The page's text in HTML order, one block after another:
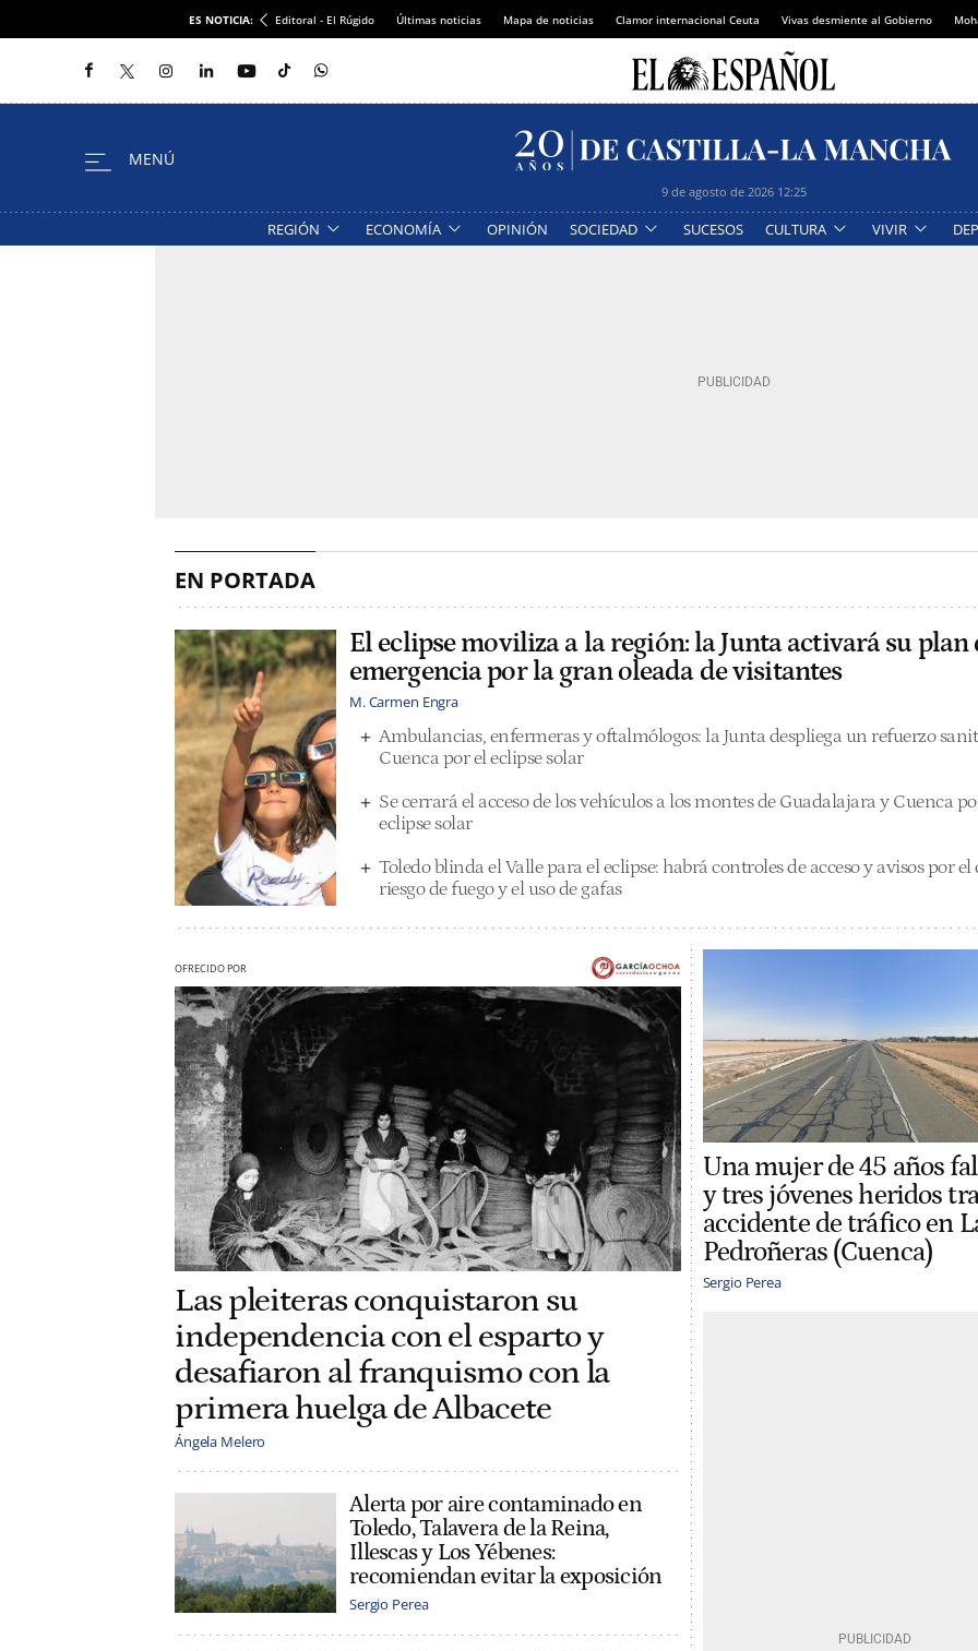
ES NOTICIA: Editoral - El Rúgido Últimas noticias Mapa de noticias Clamor internacional Ceuta Vivas desmiente al Gobierno
9 de agosto de 2026 12:25
REGIÓN ECONOMÍA OPINIÓN SOCIEDAD SUCESOS CULTURA VIVIR
EN PORTADA
El eclipse moviliza a la región: la Junta activará su plan
emergencia por la gran oleada de visitantes
M. Carmen Engra
Ambulancias, enfermeras y oftalmólogos: la Junta despliega un refuerzo
Cuenca por el eclipse solar
Se cerrará el acceso de los vehículos a los montes de Guadalajara y Cuenca
eclipse solar
Toledo blinda el Valle para el eclipse: habrá controles de acceso y avisos por el
riesgo de fuego y el uso de gafas
OFRECIDO POR
Las pleiteras conquistaron su
independencia con el esparto y
desafiaron al franquismo con la
primera huelga de Albacete
Ángela Melero
Alerta por aire contaminado en
Toledo, Talavera de la Reina,
Illescas y Los Yébenes:
recomiendan evitar la exposición
Sergio Perea
Una mujer de 45 años
y tres jóvenes heridos
accidente de tráfico en
Pedroñeras (Cuenca)
Sergio Perea